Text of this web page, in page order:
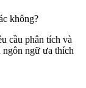
không?
cầu phân tích và
ngôn ngữ ưa thích